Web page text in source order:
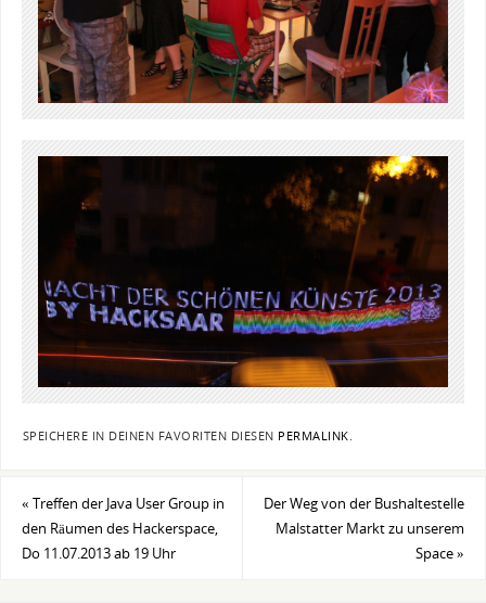
SPEICHERE IN DEINEN FAVORITEN DIESEN PERMALINK.
« Treffen der Java User Group in
den Räumen des Hackerspace,
Do 11.07.2013 ab 19 Uhr
Der Weg von der Bushaltestelle
Malstatter Markt zu unserem
Space»